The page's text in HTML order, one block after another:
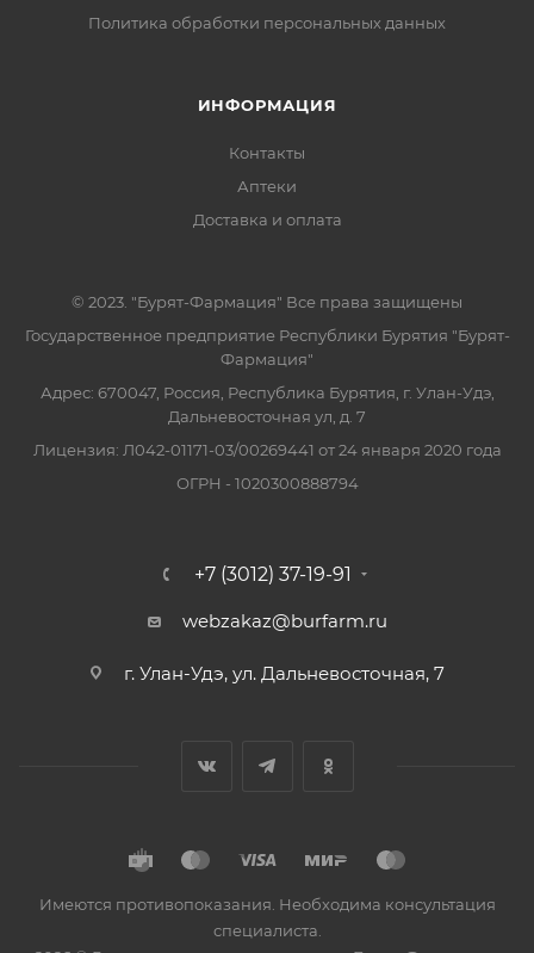
Политика обработки персональных данных
ИНФОРМАЦИЯ
Контакты
Аптеки
Доставка и оплата
© 2023. "Бурят-Фармация" Все права защищены
Государственное предприятие Республики Бурятия "Бурят-
Фармация"
Адрес: 670047, Россия, Республика Бурятия, г. Улан-Удэ,
Дальневосточная ул, д. 7
Лицензия: Л042-01171-03/00269441 от 24 января 2020 года
ОГРН - 1020300888794
+7 (3012) 37-19-91
webzakaz@burfarm.ru
г. Улан-Удэ, ул. Дальневосточная, 7
Имеются противопоказания. Необходима консультация
специалиста.